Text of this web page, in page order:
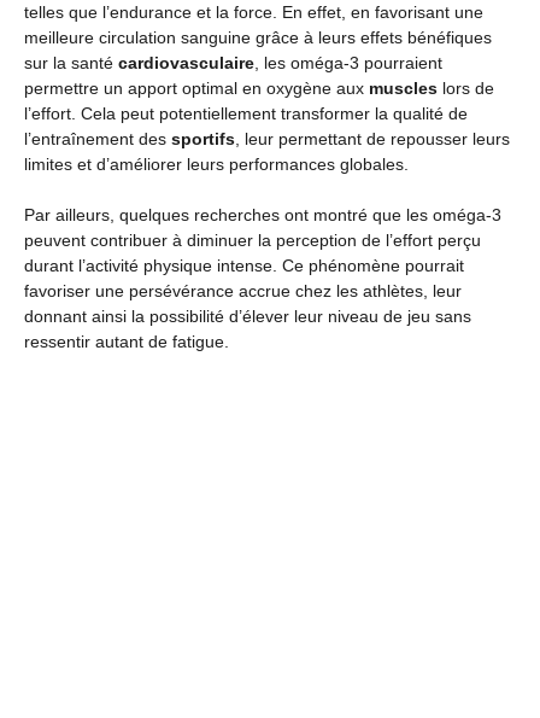
telles que l’endurance et la force. En effet, en favorisant une
meilleure circulation sanguine grâce à leurs effets bénéfiques
sur la santé cardiovasculaire , les oméga-3 pourraient
permettre un apport optimal en oxygène aux muscles lors de
l’effort. Cela peut potentiellement transformer la qualité de
l’entraînement des sportifs , leur permettant de repousser leurs
limites et d’améliorer leurs performances globales.
Par ailleurs, quelques recherches ont montré que les oméga-3
peuvent contribuer à diminuer la perception de l’effort perçu
durant l’activité physique intense. Ce phénomène pourrait
favoriser une persévérance accrue chez les athlètes, leur
donnant ainsi la possibilité d’élever leur niveau de jeu sans
ressentir autant de fatigue.